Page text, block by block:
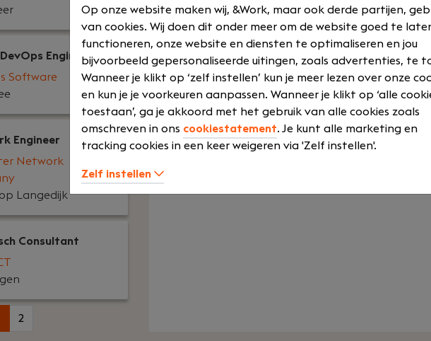
Engineer
Software
Engineer
Network
Langedijk
Consultant
2
security en gebruiksvriendelijkheid voor de
keuzes en hun impact op de
opdrachten zijn bij grote organisaties met
zorginstellingen, onderwijs, overheid en
Modern Workplace-team rapporteer je aan
projectleider om voortgang en kwaliteit te
Lees
Op onze website maken wij, &Work, maar ook derde partijen,
van cookies. Wij doen dit onder meer om de website goed te
functioneren, onze website en diensten te optimaliseren en jou
bijvoorbeeld gepersonaliseerde uitingen, zoals advertenties, te
Wanneer je klikt op ‘zelf instellen’ kun je meer lezen over onze
en kun je je voorkeuren aanpassen. Wanneer je klikt op ‘alle
toestaan’, ga je akkoord met het gebruik van alle cookies zoals
omschreven in ons cookiestatement. Je kunt alle marketing en
tracking cookies in een keer weigeren via 'Zelf instellen'.
Zelf instellen